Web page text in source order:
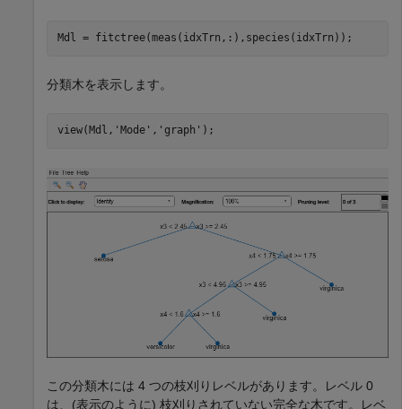
Mdl = fitctree(meas(idxTrn,:),species(idxTrn));
分類木を表示します。
view(Mdl, 'Mode' , 'graph' );
この分類木には 4 つの枝刈りレベルがあります。レベル 0
は、(表示のように) 枝刈りされていない完全な木です。レベ